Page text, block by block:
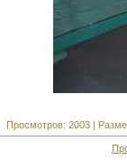
Просмотров: 2003 |